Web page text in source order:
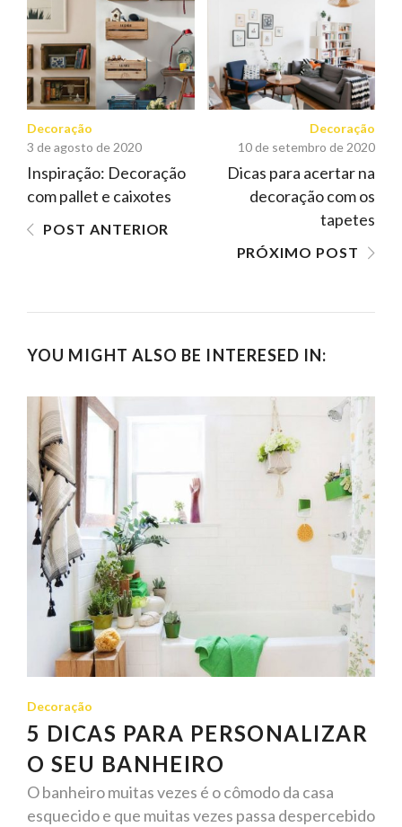
DE
POST
Decoração
3 de agosto de 2020
Inspiração: Decoração
com pallet e caixotes
POST ANTERIOR
Decoração
10 de setembro de 2020
Dicas para acertar na
decoração com os
tapetes
PRÓXIMO POST
YOU MIGHT ALSO BE INTERESED IN:
Decoração
5 DICAS PARA PERSONALIZAR
O SEU BANHEIRO
O banheiro muitas vezes é o cômodo da casa
esquecido e que muitas vezes passa despercebido